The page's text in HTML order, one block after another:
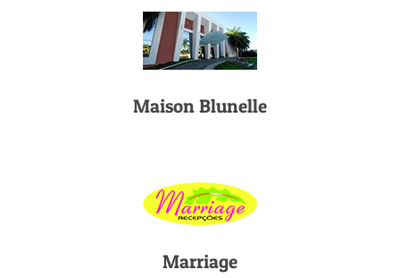
Maison Blunelle
Marriage